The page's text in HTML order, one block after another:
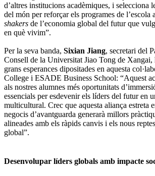
d’altres institucions acadèmiques, i selecciona
del món per reforçar els programes de l’escola
shakers de l’economia global del futur que
en què vivim”.
Per la seva banda, Sixian Jiang, secretari del
Consell de la Universitat Jiao Tong de Xangai,
grans esperances dipositades en aquesta
College i ESADE Business School: “Aquest
als nostres alumnes més oportunitats
essencials per esdevenir els líders del futur en
multicultural. Crec que aquesta aliança estreta
negocis d’avantguarda generarà millors
alineades amb els ràpids canvis i els nous
global”.
Desenvolupar líders globals amb impacte